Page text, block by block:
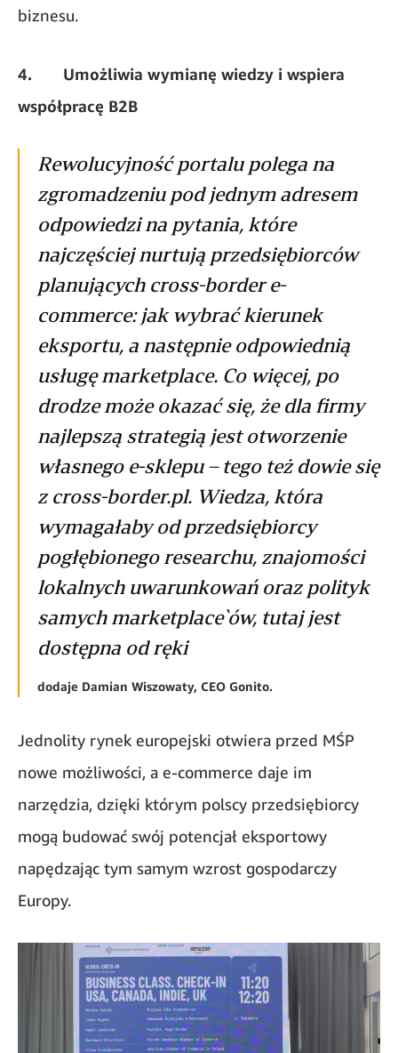
biznesu.
4. Umożliwia wymianę wiedzy i wspiera
współpracę B2B
Rewolucyjność portalu polega na
zgromadzeniu pod jednym adresem
odpowiedzi na pytania, które
najczęściej nurtują przedsiębiorców
planujących cross-border e-
commerce: jak wybrać kierunek
eksportu, a następnie odpowiednią
usługę marketplace. Co więcej, po
drodze może okazać się, że dla firmy
najlepszą strategią jest otworzenie
własnego e-sklepu – tego też dowie się
z cross-border.pl. Wiedza, która
wymagałaby od przedsiębiorcy
pogłębionego researchu, znajomości
lokalnych uwarunkowań oraz polityk
samych marketplace`ów, tutaj jest
dostępna od ręki
dodaje Damian Wiszowaty, CEO Gonito.
Jednolity rynek europejski otwiera przed MŚP
nowe możliwości, a e-commerce daje im
narzędzia, dzięki którym polscy przedsiębiorcy
mogą budować swój potencjał eksportowy
napędzając tym samym wzrost gospodarczy
Europy.